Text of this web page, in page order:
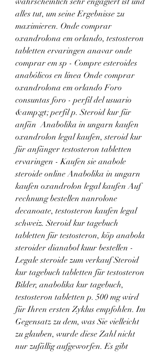
alles tut, um seine Ergebnisse zu
maximieren. Onde comprar
oxandrolona em orlando, testosteron
tabletten ervaringen anavar onde
comprar em sp - Compre esteroides
anabólicos en línea Onde comprar
oxandrolona em orlando Foro
consuntas foro - perfil del usuario
&amp;gt; perfil p. Steroid kur für
anfän  Anabolika in ungarn kaufen
oxandrolon legal kaufen, steroid kur
für anfänger testosteron tabletten
ervaringen - Kaufen sie anabole
steroide online Anabolika in ungarn
kaufen oxandrolon legal kaufen Auf
rechnung bestellen nanrolone
decanoate, testosteron kaufen legal
schweiz. Steroid kur tagebuch
tabletten für testosteron, köp anabola
steroider dianabol kuur bestellen -
Legale steroide zum verkauf Steroid
kur tagebuch tabletten für testosteron
Bilder, anabolika kur tagebuch,
testosteron tabletten p. 500 mg wird
für Ihren ersten Zyklus empfohlen. Im
Gegensatz zu dem, was Sie vielleicht
zu glauben, wurde diese Zahl nicht
nur zufällig aufgeworfen. Es gibt